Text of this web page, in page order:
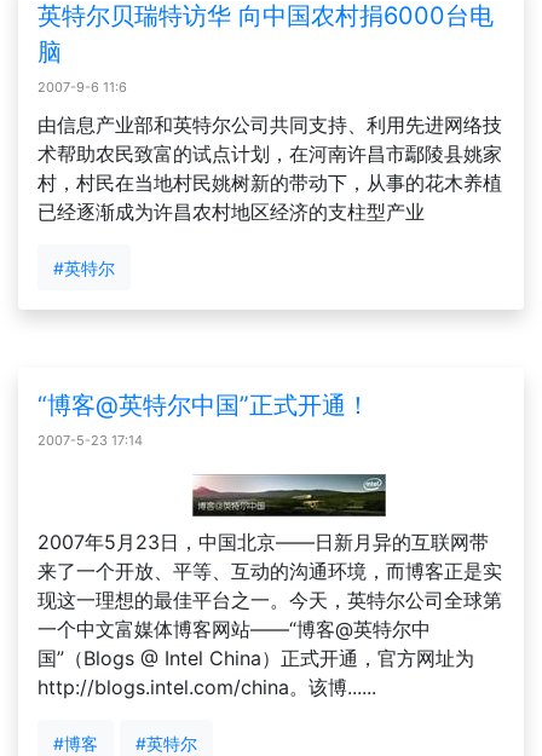
英特尔贝瑞特访华 向中国农村捐6000台电
脑
2007-9-6 11:6
由信息产业部和英特尔公司共同支持、利用先进网络技
术帮助农民致富的试点计划，在河南许昌市鄢陵县姚家
村，村民在当地村民姚树新的带动下，从事的花木养植
已经逐渐成为许昌农村地区经济的支柱型产业
#英特尔
“博客@英特尔中国”正式开通！
2007-5-23 17:14
2007年5月23日，中国北京——日新月异的互联网带
来了一个开放、平等、互动的沟通环境，而博客正是实
现这一理想的最佳平台之一。今天，英特尔公司全球第
一个中文富媒体博客网站——“博客@英特尔中
国”（Blogs @ Intel China）正式开通，官方网址为
http://blogs.intel.com/china。该博......
#博客 #英特尔